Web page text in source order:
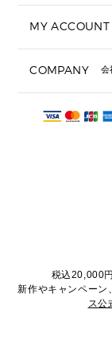
定期
ギフト用にラ
ショッピング
注文後に完了
サイズ交換は
MY ACCOUNT
COMPANY 会
会社概要
税込20,000
新作やキャンペーン
ス公